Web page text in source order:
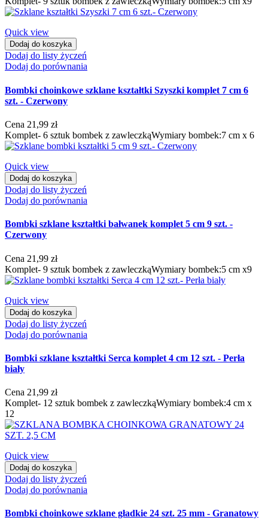
Quick view
Dodaj do koszyka
Dodaj do listy życzeń
Dodaj do porównania
Bombki choinkowe szklane kształtki Szyszki komplet 7 cm 6
szt. - Czerwony
Cena 21,99 zł
Komplet- 6 sztuk bombek z zawleczkąWymiary bombek:7 cm x 6
Quick view
Dodaj do koszyka
Dodaj do listy życzeń
Dodaj do porównania
Bombki szklane kształtki bałwanek komplet 5 cm 9 szt. -
Czerwony
Cena 21,99 zł
Komplet- 9 sztuk bombek z zawleczkąWymiary bombek:5 cm x9
Quick view
Dodaj do koszyka
Dodaj do listy życzeń
Dodaj do porównania
Bombki szklane kształtki Serca komplet 4 cm 12 szt. - Perła
biały
Cena 21,99 zł
Komplet- 12 sztuk bombek z zawleczkąWymiary bombek:4 cm x
12
Quick view
Dodaj do koszyka
Dodaj do listy życzeń
Dodaj do porównania
Bombki choinkowe szklane gładkie 24 szt. 25 mm - Granatowy